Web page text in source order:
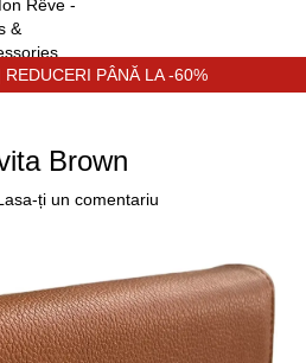
PÂNĂ LA -60%
Brown
ți un comentariu